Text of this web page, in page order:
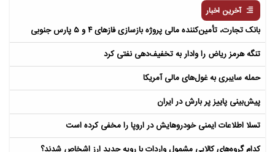
آخرین اخبار
بانک تجارت، تأمین‌کننده مالی پروژه بازسازی فازهای ۴ و ۵ پارس جنوبی
تنگه هرمز ریاض را وادار به تخفیف‌دهی نفتی کرد
حمله سایبری به غول‌های مالی آمریکا
پیش‌بینی پاییز پر بارش در ایران
تسلا اطلاعات ایمنی خودروهایش در اروپا را مخفی کرده است
کدام گروه‌های کالایی مشمول واردات با رویه جدید ارز اشخاص شدند؟